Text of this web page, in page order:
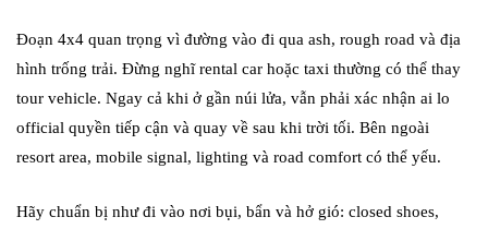
Đoạn 4x4 quan trọng vì đường vào đi qua ash, rough road và địa
hình trống trải. Đừng nghĩ rental car hoặc taxi thường có thể thay
tour vehicle. Ngay cả khi ở gần núi lửa, vẫn phải xác nhận ai lo
official quyền tiếp cận và quay về sau khi trời tối. Bên ngoài
resort area, mobile signal, lighting và road comfort có thể yếu.
Hãy chuẩn bị như đi vào nơi bụi, bẩn và hở gió: closed shoes,